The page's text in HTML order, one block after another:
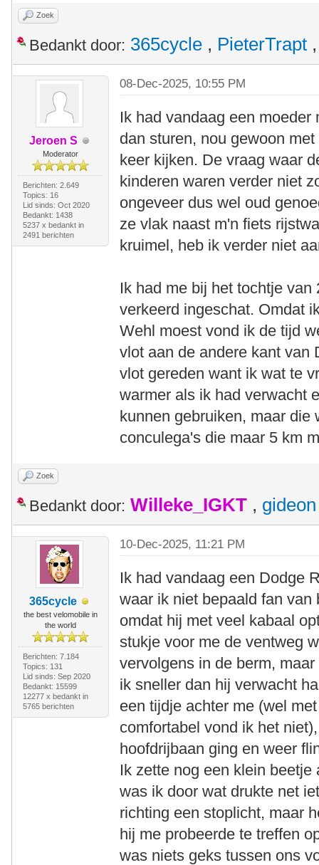
Zoek
Bedankt door: 365cycle , PieterTrapt
Jeroen S
Moderator
Berichten: 2.649
Topics: 16
Lid sinds: Oct 2020
Bedankt: 1438
5237 x bedankt in
2491 berichten
08-Dec-2025, 10:55 PM
Ik had vandaag een
dan sturen, nou gewoon
keer kijken. De vraag waar
kinderen waren verder niet
ongeveer dus wel oud
ze vlak naast m'n fiets
kruimel, heb ik verder niet
Ik had me bij het tochtje
verkeerd ingeschat. Omdat
Wehl moest vond ik de tijd
vlot aan de andere kant van
vlot gereden want ik wat te
warmer als ik had verwacht
kunnen gebruiken, maar die
conculega's die maar 5 km
Zoek
Bedankt door: Willeke_IGKT , gideon
365cycle
the best velomobile in
the world
Berichten: 7.184
Topics: 131
Lid sinds: Sep 2020
Bedankt: 15599
12277 x bedankt in
5765 berichten
10-Dec-2025, 11:21 PM
Ik had vandaag een Dodge
waar ik niet bepaald fan
omdat hij met veel kabaal
stukje voor me de ventweg
vervolgens in de berm,
ik sneller dan hij verwacht
een tijdje achter me (wel
comfortabel vond ik het
hoofdrijbaan ging en weer
Ik zette nog een klein
was ik door wat drukte net
richting een stoplicht, maar
hij me probeerde te treffen
was niets geks tussen ons